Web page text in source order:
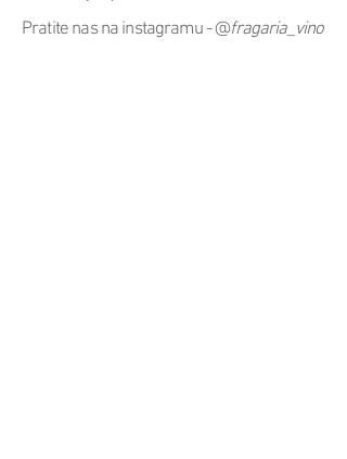
Pratite nas na instagramu - @fragaria_vino